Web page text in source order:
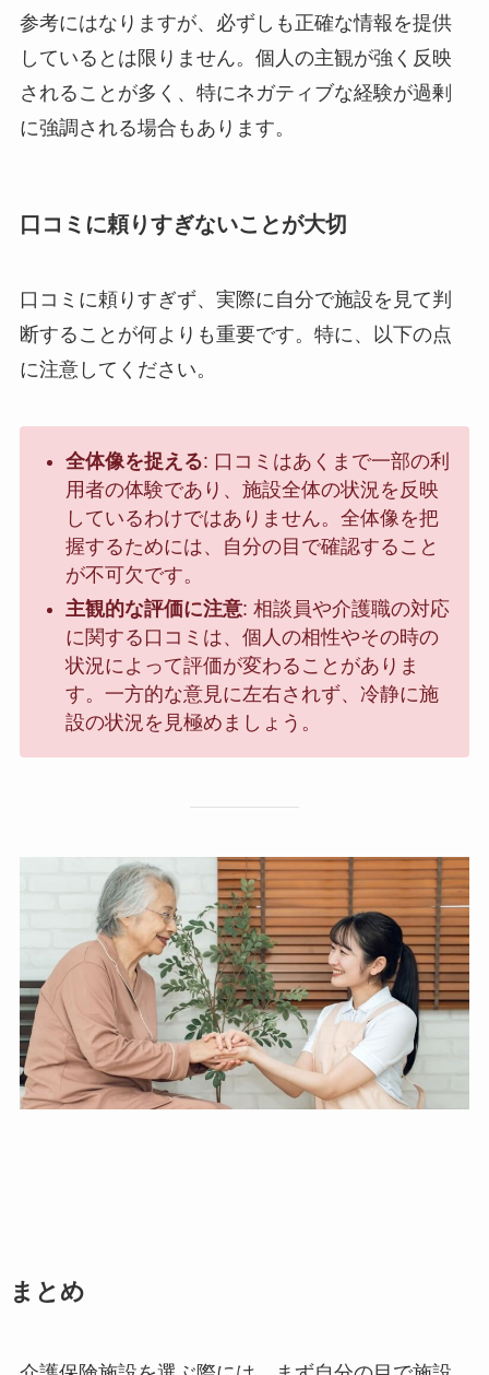
参考にはなりますが、必ずしも正確な情報を提供
しているとは限りません。個人の主観が強く反映
されることが多く、特にネガティブな経験が過剰
に強調される場合もあります。
口コミに頼りすぎないことが大切
口コミに頼りすぎず、実際に自分で施設を見て判
断することが何よりも重要です。特に、以下の点
に注意してください。
全体像を捉える: 口コミはあくまで一部の利
用者の体験であり、施設全体の状況を反映
しているわけではありません。全体像を把
握するためには、自分の目で確認すること
が不可欠です。
主観的な評価に注意: 相談員や介護職の対応
に関する口コミは、個人の相性やその時の
状況によって評価が変わることがありま
す。一方的な意見に左右されず、冷静に施
設の状況を見極めましょう。
まとめ